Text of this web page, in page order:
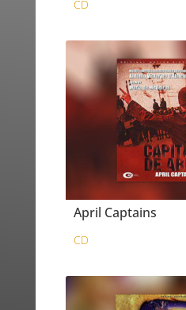
CD
April Captains
CD